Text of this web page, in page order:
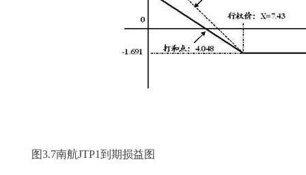
图3.7南航JTP1到期损益图